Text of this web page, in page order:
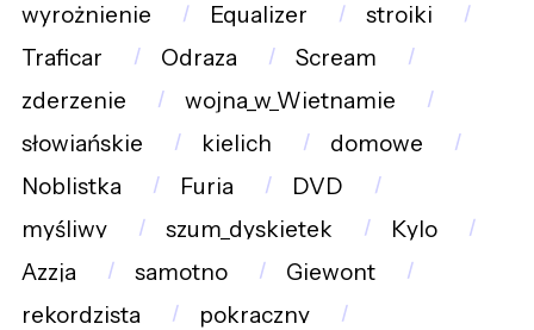
wyrożnienie
Equalizer
stroiki
Traficar
Odraza
Scream
zderzenie
wojna_w_Wietnamie
słowiańskie
kielich
domowe
Noblistka
Furia
DVD
myśliwy
szum_dyskietek
Kylo
Azzja
samotno
Giewont
rekordzista
pokraczny